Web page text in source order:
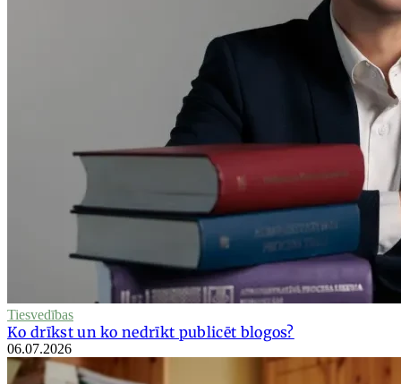
Tiesvedības
Ko drīkst un ko nedrīkt publicēt blogos?
06.07.2026